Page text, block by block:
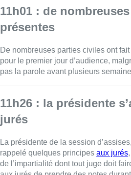
11h01 : de
présentes
De nombreuses parties civiles ont
pour le premier jour d’audience,
pas la parole avant plusieurs
11h26 : la présidente
jurés
La présidente de la session
rappelé quelques principes aux jurés
de l’impartialité dont tout juge doit